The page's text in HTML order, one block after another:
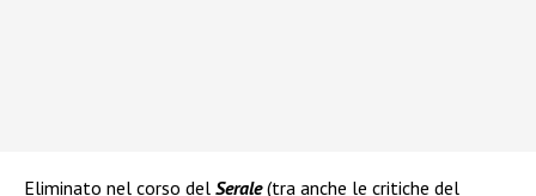
Eliminato nel corso del Serale(tra anche le critiche del